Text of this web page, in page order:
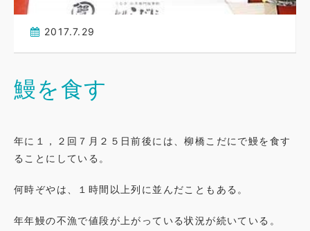
2017.7.29
鰻を食す
年に１，２回７月２５日前後には、柳橋こだにで鰻を食す
ることにしている。
何時ぞやは、１時間以上列に並んだこともある。
年年鰻の不漁で値段が上がっている状況が続いている。